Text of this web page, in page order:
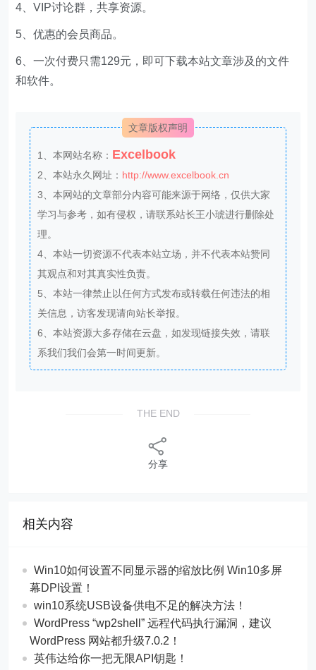
4、VIP讨论群，共享资源。
5、优惠的会员商品。
6、一次付费只需129元，即可下载本站文章涉及的文件
和软件。
文章版权声明
1、本网站名称： Excelbook
2、本站永久网址： http://www.excelbook.cn
3、本网站的文章部分内容可能来源于网络，仅供大家
学习与参考，如有侵权，请联系站长王小琥进行删除处
理。
4、本站一切资源不代表本站立场，并不代表本站赞同
其观点和对其真实性负责。
5、本站一律禁止以任何方式发布或转载任何违法的相
关信息，访客发现请向站长举报。
6、本站资源大多存储在云盘，如发现链接失效，请联
系我们我们会第一时间更新。
THE END
分享
相关内容
Win10如何设置不同显示器的缩放比例 Win10多屏
幕DPI设置！
win10系统USB设备供电不足的解决方法！
WordPress “wp2shell” 远程代码执行漏洞，建议
WordPress 网站都升级7.0.2！
英伟达给你一把无限API钥匙！